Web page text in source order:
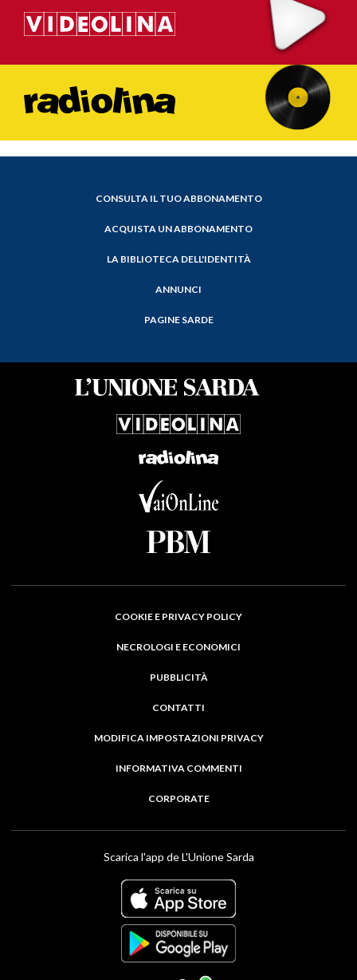
CONSULTA IL TUO ABBONAMENTO
ACQUISTA UN ABBONAMENTO
LA BIBLIOTECA DELL'IDENTITÀ
ANNUNCI
PAGINE SARDE
COOKIE E PRIVACY POLICY
NECROLOGI E ECONOMICI
PUBBLICITÀ
CONTATTI
MODIFICA IMPOSTAZIONI PRIVACY
INFORMATIVA COMMENTI
CORPORATE
Scarica l'app de L'Unione Sarda